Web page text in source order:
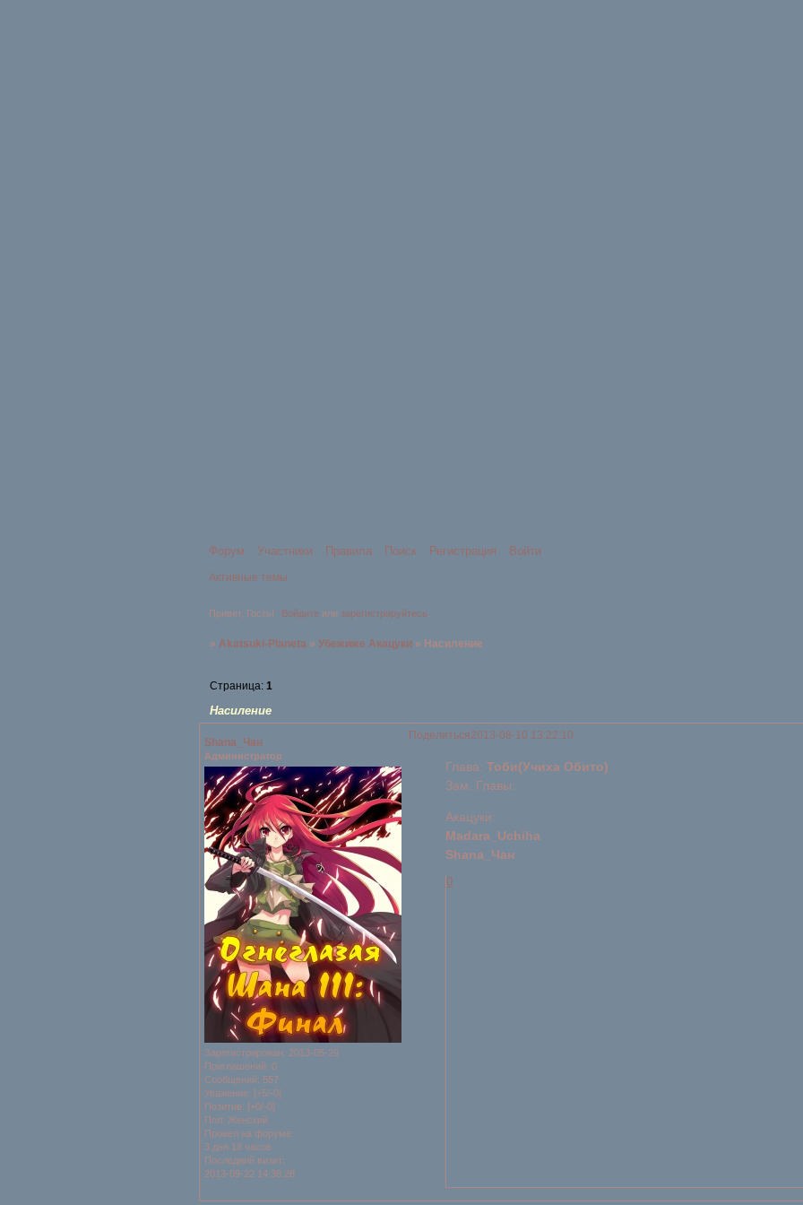
Форум Участники Правила Поиск Регистрация Войти
Активные темы
Привет, Гость! Войдите или зарегистрируйтесь.
»Akatsuki-Planeta »Убежиже Акацуки » Насиление
Насиление
Страница:1
Поделиться2013-08-10 13:22:10
Shana_Чан
Администратор
Зарегистрирован: 2013-05-29
Приглашений: 0
Сообщений: 557
Уважение: [+5/-0]
Позитив: [+0/-0]
Пол: Женский
Провел на форуме:
3 дня 18 часов
Последний визит:
2013-09-22 14:38:28
Глава: Тоби(Учиха Обито)
Зам. Главы:
Акацуки:
Madara_Uchiha
Shana_Чан
0